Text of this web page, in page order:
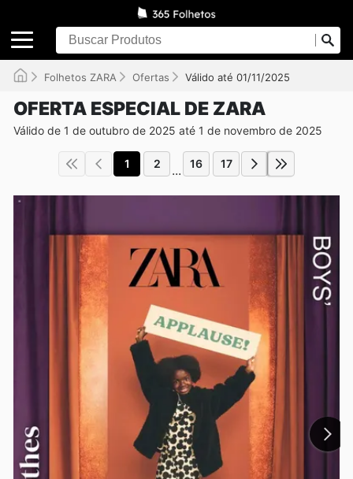
Folhetos ZARA Ofertas Válido até 01/11/2025
OFERTA ESPECIAL DE ZARA
Válido de 1 de outubro de 2025 até 1 de novembro de 2025
1 2 ... 16 17